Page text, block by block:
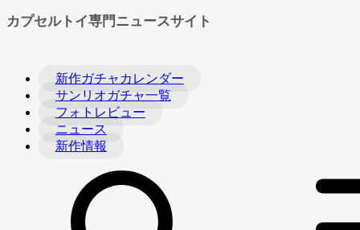
カプセルトイ専門ニュースサイト
新作ガチャカレンダー
サンリオガチャ一覧
フォトレビュー
ニュース
新作情報